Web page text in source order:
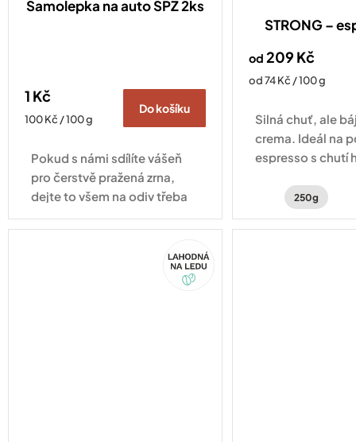
Samolepka na auto SPZ 2ks
1 Kč
Měrná
100 Kč / 100 g
Do košíku
Pokud s námi sdílíte vášeň
pro čerstvě pražená zrna,
dejte to všem na odiv třeba
právě naší minimalistickou
samolepkou. Samolepka na
STRONG –
od 209 Kč
Měrná
od 74 Kč / 100 g
Silná chuť, ale
crema. Ideál na
espresso s chutí
jemným250g